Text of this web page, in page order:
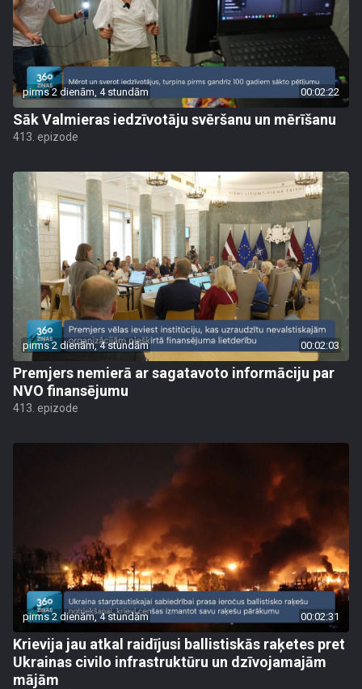
pirms 2 dienām, 4 stundām 00:02:22
Sāk Valmieras iedzīvotāju svēršanu un mērīšanu
413. epizode
pirms 2 dienām, 4 stundām 00:02:03
Premjers nemierā ar sagatavoto informāciju par
NVO finansējumu
413. epizode
pirms 2 dienām, 4 stundām 00:02:31
Krievija jau atkal raidījusi ballistiskās raķetes pret
Ukrainas civilo infrastruktūru un dzīvojamajām
mājām